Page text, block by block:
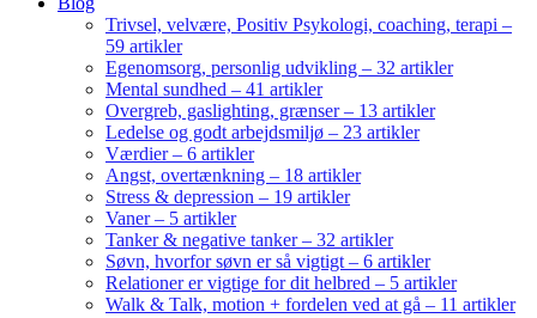
Trivsel, velvære, Positiv Psykologi, coaching, terapi –
59 artikler
Egenomsorg, personlig udvikling – 32 artikler
Mental sundhed – 41 artikler
Overgreb, gaslighting, grænser – 13 artikler
Ledelse og godt arbejdsmiljø – 23 artikler
Værdier – 6 artikler
Angst, overtænkning – 18 artikler
Stress & depression – 19 artikler
Vaner – 5 artikler
Tanker & negative tanker – 32 artikler
Søvn, hvorfor søvn er så vigtigt – 6 artikler
Relationer er vigtige for dit helbred – 5 artikler
Walk & Talk, motion + fordelen ved at gå – 11 artikler